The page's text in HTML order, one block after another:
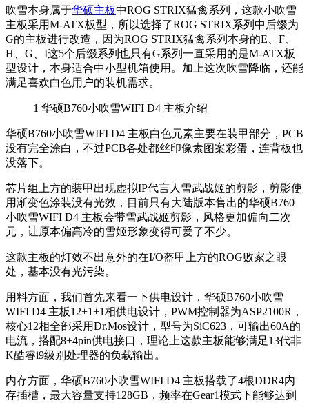
吹雪本身属于华硕主板中ROG STRIX猛禽系列，这款小吹雪
主板采用M-ATX板型，所以选择了ROG STRIX系列中后缀为
G的主板进行改造，因为ROG STRIX猛禽系列本身的E、F、
H、G、I这5个后缀系列也只有G系列一直采用的是M-ATX板
型设计，本身适合中小型机箱使用。加上这次吹雪降临，还能
满足喜欢白色用户的装机需求。
1 华硕B760小吹雪WIFI D4 主板介绍
华硕B760小吹雪WIFI D4 主板白色元素主要在装甲部分，PCB
没有完全涂白，不过PCB各处都丝印像素图案彩蛋，连背板也
没落下。
芯片组上方的装甲出现虚拟IP代言人雪武战姬的剪影，剪影使
用渐变色涂装没有光效，目前只有大陆版本售出的华硕B760
小吹雪WIFI D4 主板会带雪武战姬剪影，风格更加偏向二次
元，让原本偏高冷的雪姬形象变得可爱了不少。
这款主板的灯效不出意外的在I/O盔甲上方的ROG败家之眼
处，基本没有光污染。
用料方面，我们首先来看一下供电设计，华硕B760小吹雪
WIFI D4 主板12+1+1相供电设计，PWM控制器为ASP2100R，
核心12相全部采用Dr.Mos设计，型号为SiC623，可输出60A的
电流，搭配8+4pin供电接口，理论上这款主板能够满足13代非
K酷睿i9级别处理器的负载输出。
内存方面，华硕B760小吹雪WIFI D4 主板搭载了4根DDR4内
存插槽，最大容量支持128GB，频率在Gear1模式下能够达到